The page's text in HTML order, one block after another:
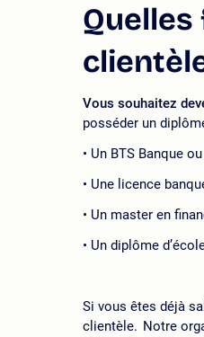
Vous souhaitez
posséder un
Un BTS Banque
Une licence
Un master en
Un diplôme
Si vous êtes déjà
clientèle. Notre